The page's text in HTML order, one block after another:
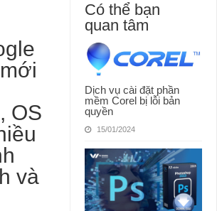
Có thể bạn
quan tâm
Dịch vụ cài đặt phần
mềm Corel bị lỗi bản
quyền
15/01/2024
OS
và